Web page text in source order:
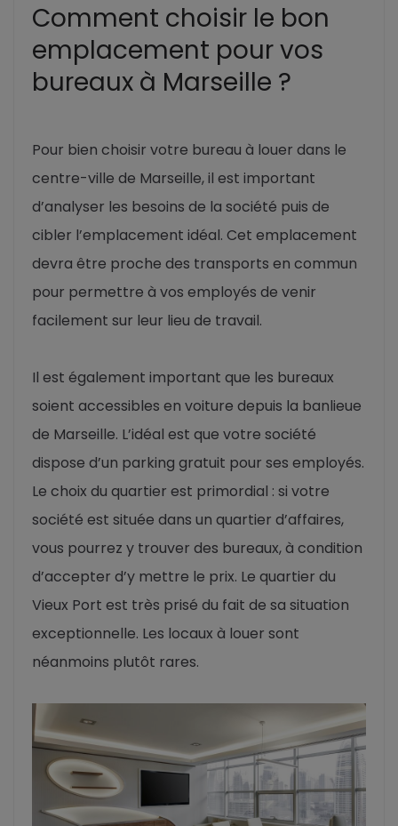
Comment choisir le bon
emplacement pour vos
bureaux à Marseille ?
Pour bien choisir votre bureau à louer dans le
centre-ville de Marseille, il est important
d’analyser les besoins de la société puis de
cibler l’emplacement idéal. Cet emplacement
devra être proche des transports en commun
pour permettre à vos employés de venir
facilement sur leur lieu de travail.
Il est également important que les bureaux
soient accessibles en voiture depuis la banlieue
de Marseille. L’idéal est que votre société
dispose d’un parking gratuit pour ses employés.
Le choix du quartier est primordial : si votre
société est située dans un quartier d’affaires,
vous pourrez y trouver des bureaux, à condition
d’accepter d’y mettre le prix. Le quartier du
Vieux Port est très prisé du fait de sa situation
exceptionnelle. Les locaux à louer sont
néanmoins plutôt rares.